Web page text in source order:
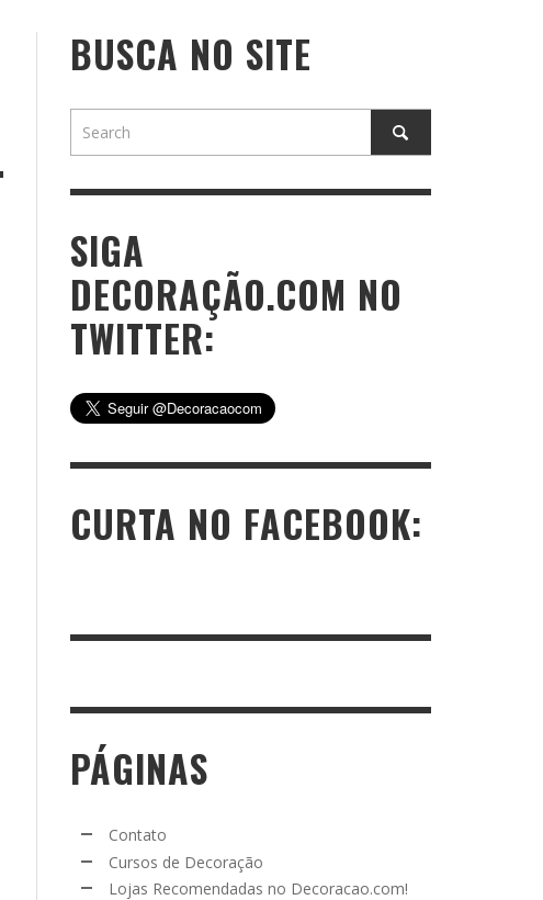
BUSCA NO SITE
SIGA
DECORAÇÃO.COM NO
TWITTER:
CURTA NO FACEBOOK:
PÁGINAS
Contato
Cursos de Decoração
Lojas Recomendadas no Decoracao.com!